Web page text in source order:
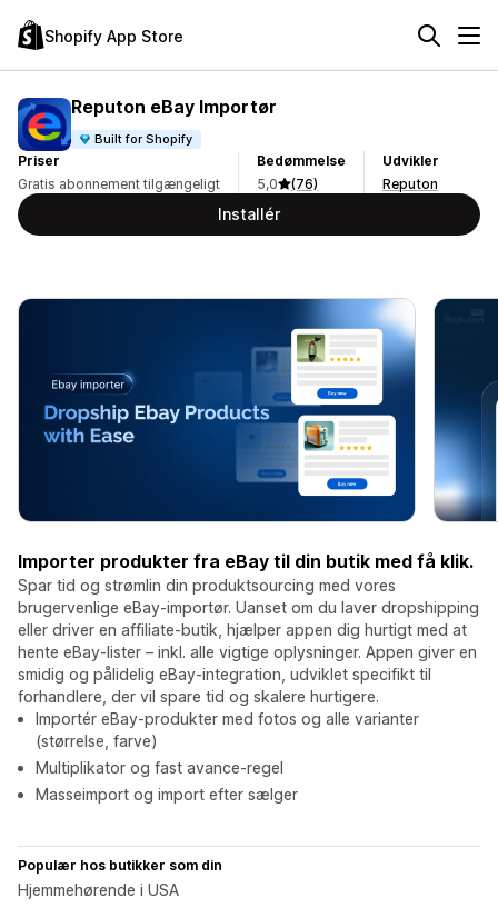
Shopify App Store
Reputon eBay Importør
Built for Shopify
Priser
Gratis abonnement tilgængeligt
Bedømmelse
5,0
(76)
Udvikler
Reputon
Installér
Importer produkter fra eBay til din butik med få klik.
Spar tid og strømlin din produktsourcing med vores
brugervenlige eBay-importør. Uanset om du laver dropshipping
eller driver en affiliate-butik, hjælper appen dig hurtigt med at
hente eBay-lister – inkl. alle vigtige oplysninger. Appen giver en
smidig og pålidelig eBay-integration, udviklet specifikt til
forhandlere, der vil spare tid og skalere hurtigere.
Importér eBay-produkter med fotos og alle varianter
(størrelse, farve)
Multiplikator og fast avance-regel
Masseimport og import efter sælger
Populær hos butikker som din
Hjemmehørende i USA